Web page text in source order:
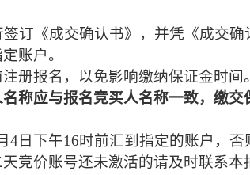
订《成交确认书》，并凭《成交确
账户。
注册报名，以免影响缴纳保证金时间。
称应与报名竞买人名称一致，缴
4日下午16时前汇到指定的账户，
竞价账号还未激活的请及时联系本